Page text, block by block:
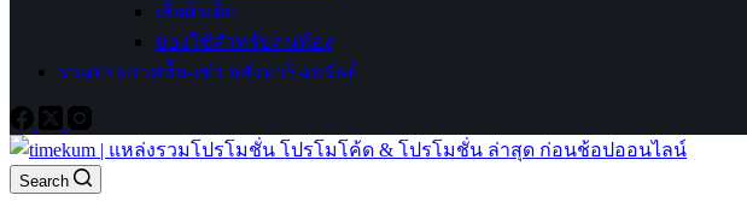
เสื้อผ้าเด็ก
ของใช้สำหรับคนท้อง
รวมประกาศซื้อ-เช่า อสังหาริมทรัพย์
Search